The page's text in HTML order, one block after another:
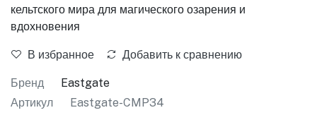
кельтского мира для магического озарения и
вдохновения
В избранное Добавить к сравнению
Бренд
Eastgate
Артикул
Eastgate-CMP34